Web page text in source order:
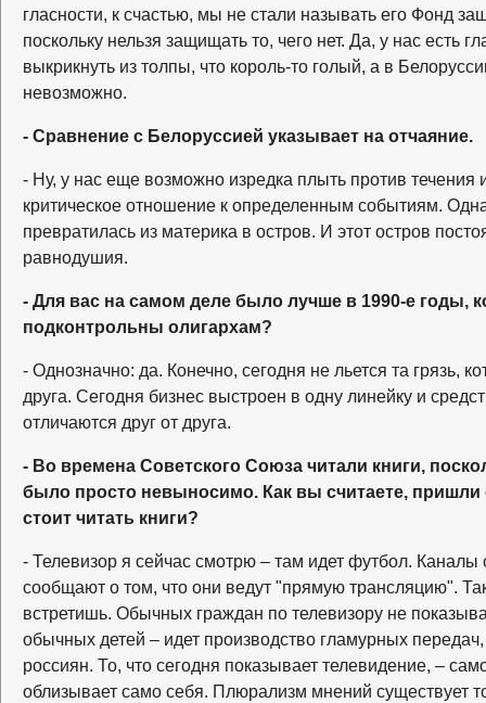
гласности, к счастью, мы не стали называть его Фонд
поскольку нельзя защищать то, чего нет. Да, у нас есть
выкрикнуть из толпы, что король-то голый, а в
невозможно.
- Сравнение с Белоруссией указывает на отчаяние.
- Ну, у нас еще возможно изредка плыть против течения
критическое отношение к определенным событиям.
превратилась из материка в остров. И этот остров
равнодушия.
- Для вас на самом деле было лучше в 1990-е годы,
подконтрольны олигархам?
- Однозначно: да. Конечно, сегодня не льется та грязь,
друга. Сегодня бизнес выстроен в одну линейку и
отличаются друг от друга.
- Во времена Советского Союза читали книги,
было просто невыносимо. Как вы считаете, пришли
стоит читать книги?
- Телевизор я сейчас смотрю – там идет футбол. Каналы
сообщают о том, что они ведут "прямую трансляцию".
встретишь. Обычных граждан по телевизору не
обычных детей – идет производство гламурных
россиян. То, что сегодня показывает телевидение, –
облизывает само себя. Плюрализм мнений существует